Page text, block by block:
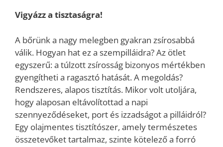
Vigyázz a tisztaságra!
A bőrünk a nagy melegben gyakran zsírosabbá
válik. Hogyan hat ez a szempilláidra? Az ötlet
egyszerű: a túlzott zsírosság bizonyos mértékben
gyengítheti a ragasztó hatását. A megoldás?
Rendszeres, alapos tisztítás. Mikor volt utoljára,
hogy alaposan eltávolítottad a napi
szennyeződéseket, port és izzadságot a pilláidról?
Egy olajmentes tisztítószer, amely természetes
összetevőket tartalmaz, szinte kötelező a forró